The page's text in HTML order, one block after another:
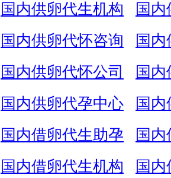
国内供卵代生机构
国内
国内供卵代怀咨询
国
国内供卵代怀公司
国
国内供卵代孕中心
国
国内借卵代生助孕
国
国内借卵代生机构
国内